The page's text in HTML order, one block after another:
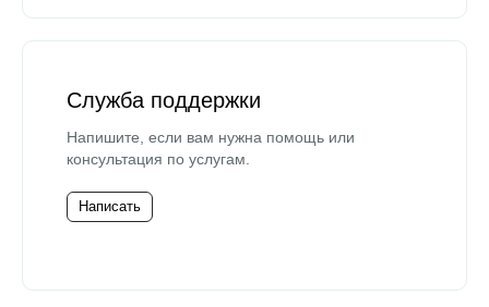
Служба поддержки
Напишите, если вам нужна помощь или
консультация по услугам.
Написать